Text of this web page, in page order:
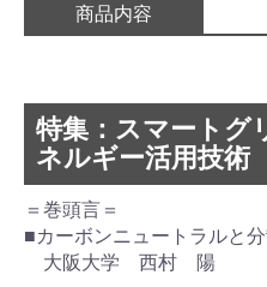
商品内容
特集：スマートグ
ネルギー活用技術
＝巻頭言＝
■カーボンニュートラルと
大阪大学 西村 陽